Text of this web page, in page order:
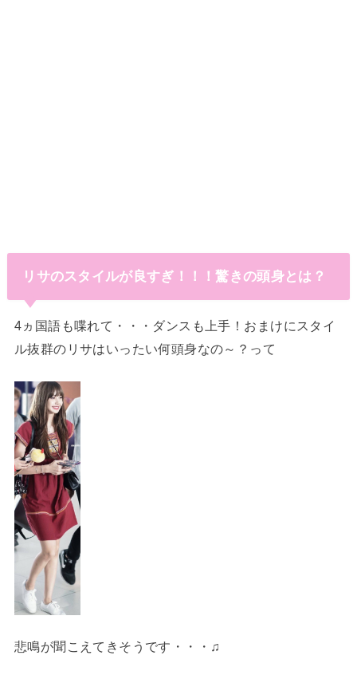
リサのスタイルが良すぎ！！！驚きの頭身とは？
4ヵ国語も喋れて・・・ダンスも上手！おまけにスタイ
ル抜群のリサはいったい何頭身なの～？って
悲鳴が聞こえてきそうです・・・♫